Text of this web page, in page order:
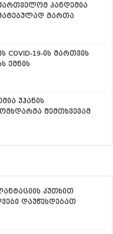
პანდემია
მართა
COVID-19-ის მართვის
ქმნის
უჰანის
შემთხვევამ
კუთხით
დაუწესდებათ